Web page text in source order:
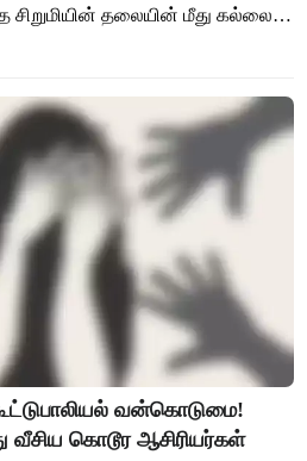
சிறுமியின் தலையின் மீது கல்லை
விட
வன்கொடுமை!
வீசிய கொடூர ஆசிரியர்கள்